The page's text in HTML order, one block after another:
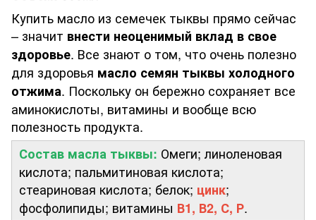
Купить масло из семечек тыквы прямо сейчас
– значит внести неоценимый вклад в свое
здоровье. Все знают о том, что очень полезно
для здоровья масло семян тыквы холодного
отжима. Поскольку он бережно сохраняет все
аминокислоты, витамины и вообще всю
полезность продукта.
Состав масла тыквы: Омеги; линоленовая
кислота; пальмитиновая кислота;
стеариновая кислота; белок; цинк;
фосфолипиды; витамины В1, В2, С, Р.